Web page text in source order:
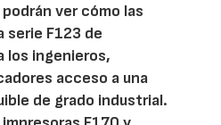
podrán ver cómo las
serie F123 de
los ingenieros,
acceso a una
de grado industrial.